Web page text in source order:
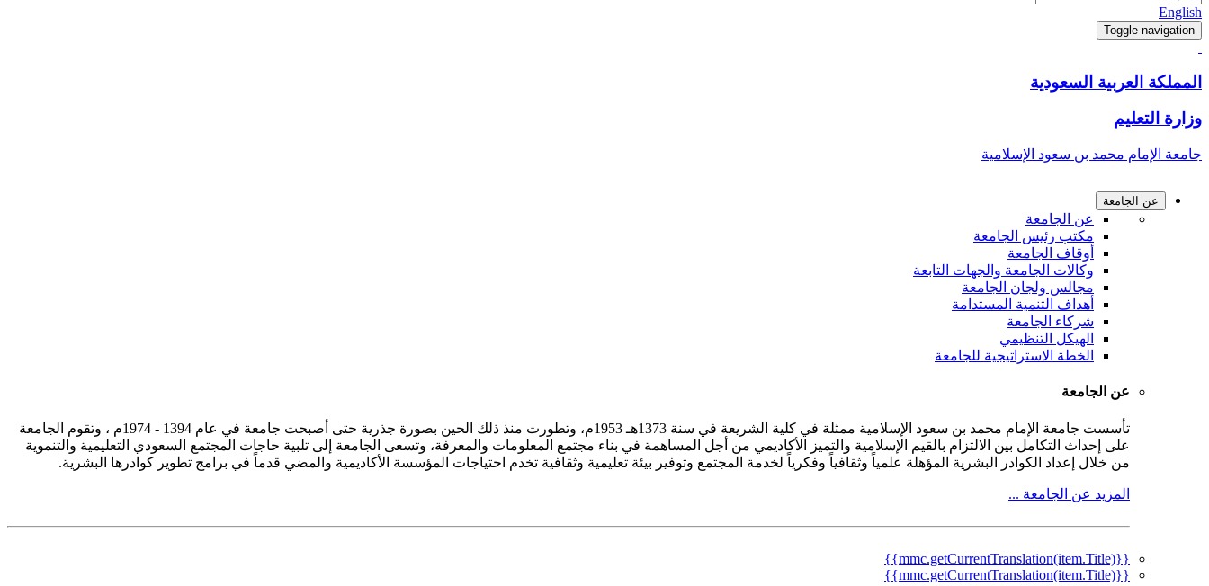
English
Toggle navigation
المملكة العربية السعودية
وزارة التعليم
جامعة الإمام محمد بن سعود الإسلامية
عن الجامعة
عن الجامعة
مكتب رئيس الجامعة
أوقاف الجامعة
وكالات الجامعة والجهات التابعة
مجالس ولجان الجامعة
أهداف التنمية المستدامة
شركاء الجامعة
الهيكل التنظيمي
الخطة الاستراتيجية للجامعة
عن الجامعة
تأسست جامعة الإمام محمد بن سعود الإسلامية ممثلة في كلية الشريعة في سنة 1373هـ 1953م، وتطورت منذ ذلك الحين بصورة جذرية حتى أصبحت جامعة في عام 1394 - 1974م ، وتقوم الجامعة
على إحداث التكامل بين الالتزام بالقيم الإسلامية والتميز الأكاديمي من أجل المساهمة في بناء مجتمع المعلومات والمعرفة، وتسعى الجامعة إلى تلبية حاجات المجتمع السعودي التعليمية والتنموية
من خلال إعداد الكوادر البشرية المؤهلة علمياً وثقافياً وفكرياً لخدمة المجتمع وتوفير بيئة تعليمية وثقافية تخدم احتياجات المؤسسة الأكاديمية والمضي قدماً في برامج تطوير كوادرها البشرية.
المزيد عن الجامعة ...
{{mmc.getCurrentTranslation(item.Title)}}
{{mmc.getCurrentTranslation(item.Title)}}